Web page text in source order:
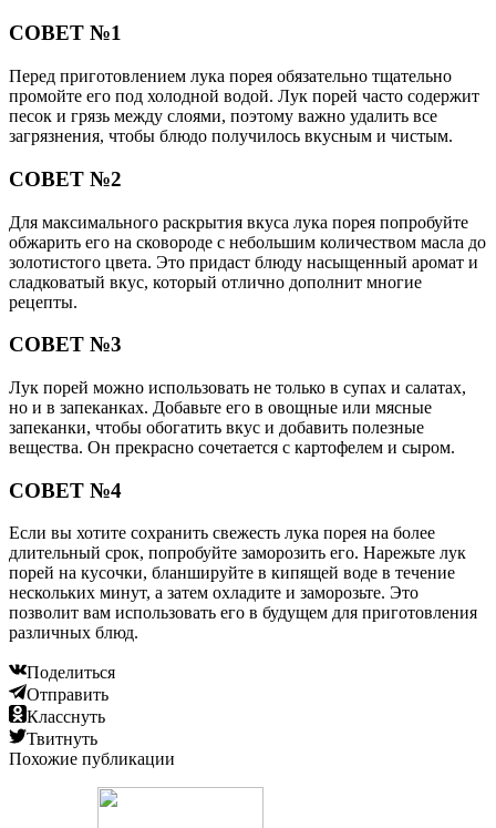
СОВЕТ №1
Перед приготовлением лука порея обязательно тщательно
промойте его под холодной водой. Лук порей часто содержит
песок и грязь между слоями, поэтому важно удалить все
загрязнения, чтобы блюдо получилось вкусным и чистым.
СОВЕТ №2
Для максимального раскрытия вкуса лука порея попробуйте
обжарить его на сковороде с небольшим количеством масла до
золотистого цвета. Это придаст блюду насыщенный аромат и
сладковатый вкус, который отлично дополнит многие
рецепты.
СОВЕТ №3
Лук порей можно использовать не только в супах и салатах,
но и в запеканках. Добавьте его в овощные или мясные
запеканки, чтобы обогатить вкус и добавить полезные
вещества. Он прекрасно сочетается с картофелем и сыром.
СОВЕТ №4
Если вы хотите сохранить свежесть лука порея на более
длительный срок, попробуйте заморозить его. Нарежьте лук
порей на кусочки, бланшируйте в кипящей воде в течение
нескольких минут, а затем охладите и заморозьте. Это
позволит вам использовать его в будущем для приготовления
различных блюд.
Поделиться
Отправить
Класснуть
Твитнуть
Похожие публикации